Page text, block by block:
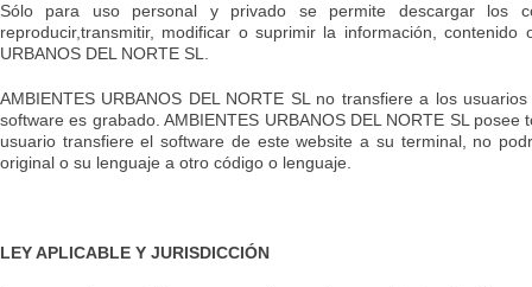
Sólo para uso personal y privado se permite descargar los
reproducir,transmitir, modificar o suprimir la información,
URBANOS DEL NORTE SL.
AMBIENTES URBANOS DEL NORTE SL no transfiere a los
software es grabado. AMBIENTES URBANOS DEL NORTE SL
usuario transfiere el software de este website a su terminal, no
original o su lenguaje a otro código o lenguaje.
LEY APLICABLE Y JURISDICCIÓN